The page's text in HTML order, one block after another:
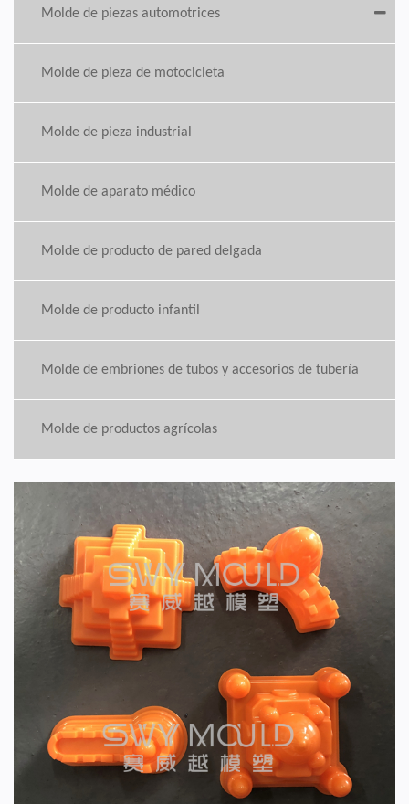
Molde de piezas automotrices
Molde de pieza de motocicleta
Molde de pieza industrial
Molde de aparato médico
Molde de producto de pared delgada
Molde de producto infantil
Molde de embriones de tubos y accesorios de tubería
Molde de productos agrícolas